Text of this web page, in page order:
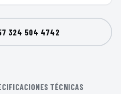
324 504 4742
TÉCNICAS